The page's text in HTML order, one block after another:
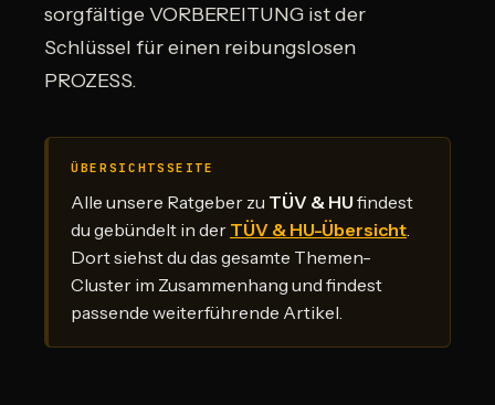
sorgfältige VORBEREITUNG ist der
Schlüssel für einen reibungslosen
PROZESS.
ÜBERSICHTSSEITE
Alle unsere Ratgeber zu TÜV & HU findest
du gebündelt in der TÜV & HU-Übersicht
Dort siehst du das gesamte Themen-
Cluster im Zusammenhang und findest
passende weiterführende Artikel.